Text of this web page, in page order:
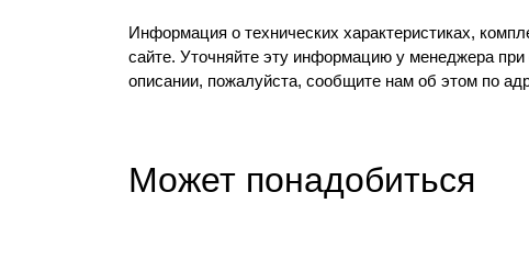
Информация о технических характеристиках,
сайте. Уточняйте эту информацию у менеджера
описании, пожалуйста, сообщите нам об этом по
Может понадобиться